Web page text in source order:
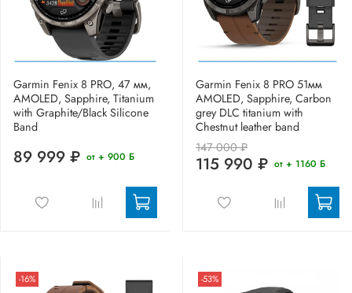
Garmin Fenix 8 PRO, 47 мм,
AMOLED, Sapphire, Titanium
with Graphite/Black Silicone
Band
89 999 ₽ от + 900 Б
Garmin Fenix 8 PRO 51мм
AMOLED, Sapphire, Carbon
grey DLC titanium with
Chestnut leather band
147 000 ₽
115 990 ₽ от + 1160 Б
-16% -53%